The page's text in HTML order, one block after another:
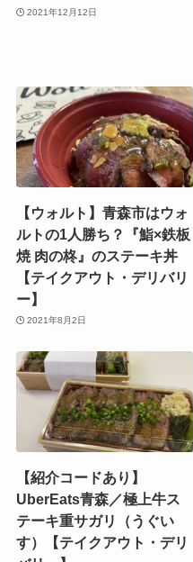
2021年12月12日
【ウォルト】青森市はウォ
ルトの1人勝ち？『鮨×鉄板
焼 肉の柊』のステーキ丼
【テイクアウト・デリバリ
ー】
2021年8月2日
【紹介コードあり】
UberEats青森／極上牛ス
テーキ重サガリ（うぐい
す）【テイクアウト・デリ